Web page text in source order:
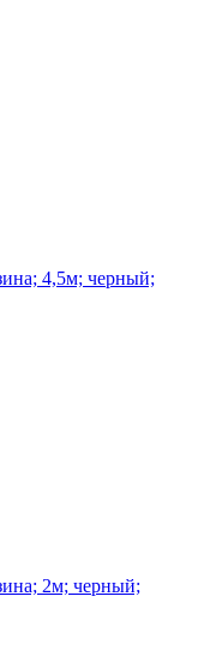
4,5м; черный;
2м; черный;